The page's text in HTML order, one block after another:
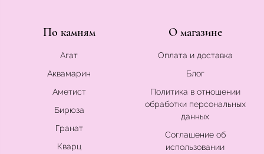
По камням
Агат
Аквамарин
Аметист
Бирюза
Гранат
Кварц
О магазине
Оплата и доставка
Блог
Политика в отношении
обработки персональных
данных
Соглашение об
использовании